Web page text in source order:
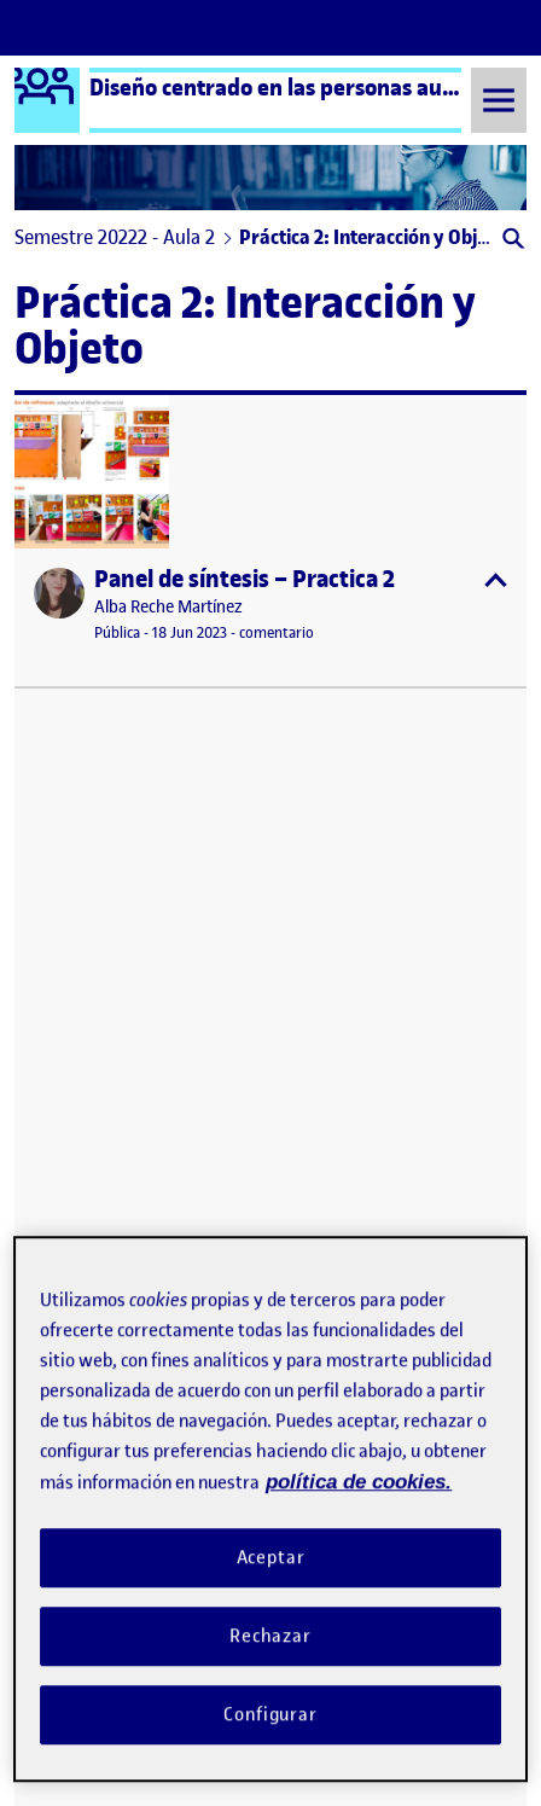
Saltar al contenido
Logo Ágora Diseño centrado en las personas aula 2
Semestre 20222 - Aula 2 Práctica 2: Interacción y Objeto
Práctica 2: Interacción y
Objeto
Publicado porPanel de síntesis – Practica 2
Publicado por
Alba Reche Martínez
Visibilidad:
Pública-Fecha de publicación
18 Jun 202315 noviembre, 2023 5:34 pm
-comentario
Utilizamoscookies propias y de terceros para poder
ofrecerte correctamente todas las funcionalidades del
sitio web, con fines analíticos y para mostrarte publicidad
personalizada de acuerdo con un perfil elaborado a partir
de tus hábitos de navegación. Puedes aceptar, rechazar o
configurar tus preferencias haciendo clic abajo, u obtener
más información en nuestra política de cookies.
Rechazar
Aceptar
Configurar